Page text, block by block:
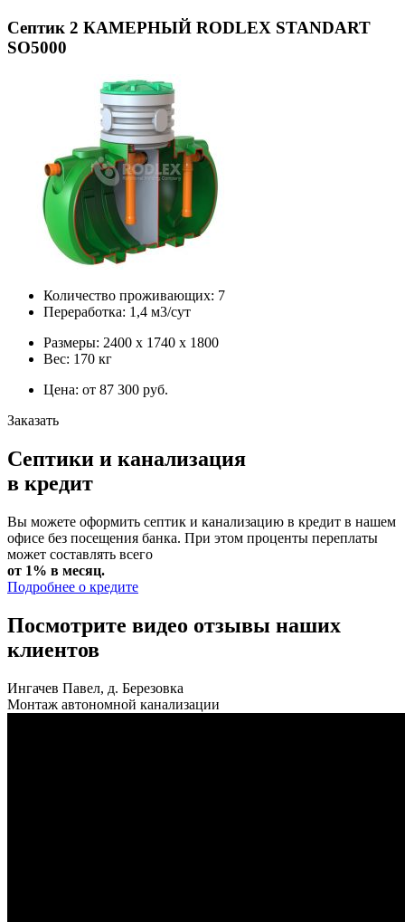
Септик 2 КАМЕРНЫЙ RODLEX STANDART
SO5000
Количество проживающих: 7
Переработка: 1,4 м3/сут
Размеры: 2400 х 1740 х 1800
Вес: 170 кг
Цена: от 87 300 руб.
Заказать
Септики и канализация
в кредит
Вы можете оформить септик и канализацию в кредит в нашем
офисе без посещения банка. При этом проценты переплаты
может составлять всего
от 1% в месяц.
Подробнее о кредите
Посмотрите видео отзывы наших
клиентов
Ингачев Павел, д. Березовка
Монтаж автономной канализации